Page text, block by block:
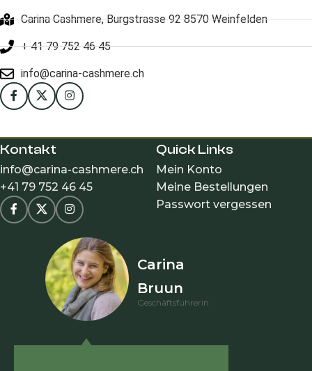
Carina Cashmere, Burgstrasse 92 8570 Weinfelden
+ 41 79 752 46 45​
info@carina-cashmere.ch
Kontakt
info@carina-cashmere.ch
+41 79 752 46 45
Carina
Bruun
Geschäftsführerin
Quick Links
Mein Konto
Meine Bestellungen
Passwort vergessen